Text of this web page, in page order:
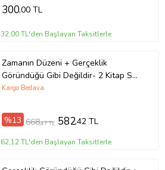
300,00 TL
32,00 TL'den Başlayan Taksitlerle
Zamanın Düzeni + Gerçeklik
Göründüğü Gibi Değildir- 2 Kitap Set
- Iş Bankası Özel Set Zamanın
Kargo Bedava
%13 668,47 TL 582,42 TL
62,12 TL'den Başlayan Taksitlerle